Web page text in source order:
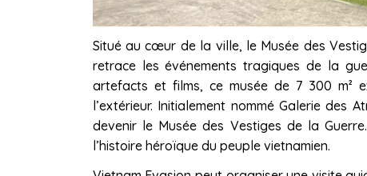
Situé au cœur de la ville, le Musée des
retrace les événements tragiques de la
artefacts et films, ce musée de 7 300 m²
l’extérieur. Initialement nommé Galerie des
devenir le Musée des Vestiges de la
l’histoire héroïque du peuple vietnamien.